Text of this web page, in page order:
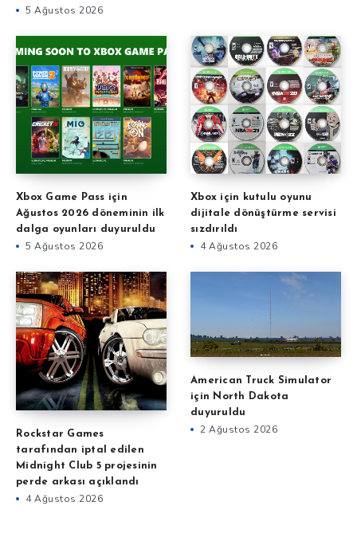
5 Ağustos 2026
Xbox Game Pass için
Ağustos 2026 döneminin ilk
dalga oyunları duyuruldu
5 Ağustos 2026
Xbox için kutulu oyunu
dijitale dönüştürme servisi
sızdırıldı
4 Ağustos 2026
Rockstar Games
tarafından iptal edilen
Midnight Club 5 projesinin
perde arkası açıklandı
4 Ağustos 2026
American Truck Simulator
için North Dakota
duyuruldu
2 Ağustos 2026